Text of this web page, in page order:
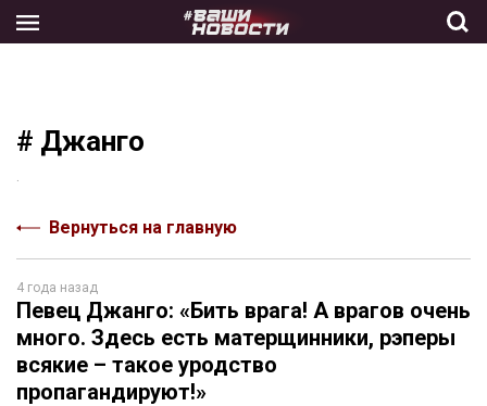
the
# Джанго
Вернуться на главную
4 года назад
Певец Джанго: «Бить врага! А врагов очень
много. Здесь есть матерщинники, рэперы
всякие – такое уродство
пропагандируют!»